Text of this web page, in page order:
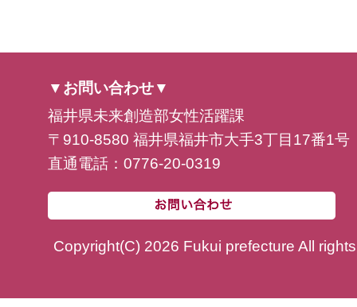
▼お問い合わせ▼
福井県未来創造部女性活躍課
〒910-8580 福井県福井市大手3丁目17番1号
直通電話：0776-20-0319
Copyright(C) 2026 Fukui prefecture All